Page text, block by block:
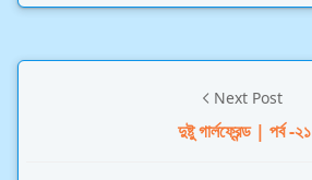
Next Post
দুষ্টু গার্লফ্রেন্ড | পর্ব -২১